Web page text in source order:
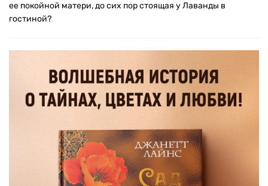
ее покойной матери, до сих пор стоящая у Лаванды в
гостиной?